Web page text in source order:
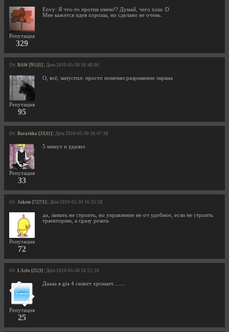
Репутация
329
Envy: Я что-то против имею!? Думай, чего хош :D
Мне кажется идея хороша, но сделано не очень.
От: BAW [95|11] | Дата 2010-05-30 16:48:00
Репутация
95
О, всё, запустил- просто поменял разрешение экрана
От: Barashka [33|11] | Дата 2010-05-30 16:47:38
Репутация
33
5 минут и удалил
От: Jakem [72|71] | Дата 2010-05-30 16:25:38
Репутация
72
да, ламать не строить, но управление не оч удобное, если не строить
траекторию, а сразу резать
От: LAzlo [25|3] | Дата 2010-05-30 16:21:18
Репутация
25
Даааа в gta 4 сюжет хромает........